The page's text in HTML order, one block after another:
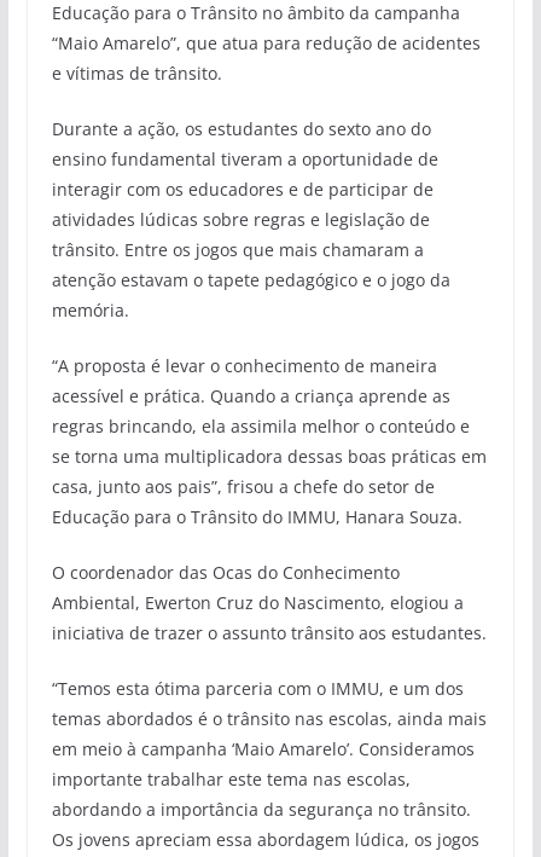
Educação para o Trânsito no âmbito da campanha
“Maio Amarelo”, que atua para redução de acidentes
e vítimas de trânsito.
Durante a ação, os estudantes do sexto ano do
ensino fundamental tiveram a oportunidade de
interagir com os educadores e de participar de
atividades lúdicas sobre regras e legislação de
trânsito. Entre os jogos que mais chamaram a
atenção estavam o tapete pedagógico e o jogo da
memória.
“A proposta é levar o conhecimento de maneira
acessível e prática. Quando a criança aprende as
regras brincando, ela assimila melhor o conteúdo e
se torna uma multiplicadora dessas boas práticas em
casa, junto aos pais”, frisou a chefe do setor de
Educação para o Trânsito do IMMU, Hanara Souza.
O coordenador das Ocas do Conhecimento
Ambiental, Ewerton Cruz do Nascimento, elogiou a
iniciativa de trazer o assunto trânsito aos estudantes.
“Temos esta ótima parceria com o IMMU, e um dos
temas abordados é o trânsito nas escolas, ainda mais
em meio à campanha ‘Maio Amarelo’. Consideramos
importante trabalhar este tema nas escolas,
abordando a importância da segurança no trânsito.
Os jovens apreciam essa abordagem lúdica, os jogos